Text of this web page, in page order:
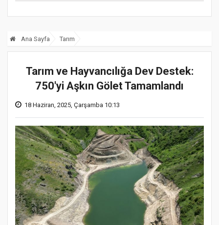
Ana Sayfa Tarım
Tarım ve Hayvancılığa Dev Destek:
750'yi Aşkın Gölet Tamamlandı
18 Haziran, 2025, Çarşamba 10:13